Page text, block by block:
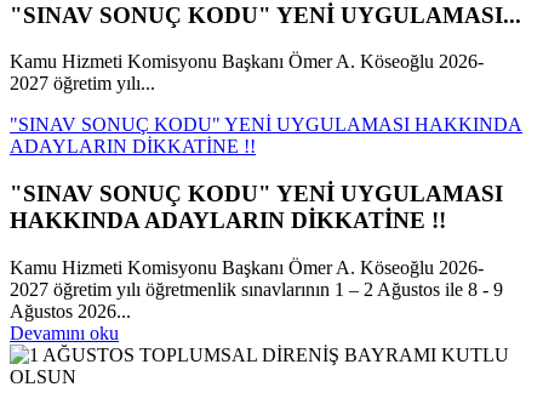
"SINAV SONUÇ KODU" YENİ UYGULAMASI...
Kamu Hizmeti Komisyonu Başkanı Ömer A. Köseoğlu 2026-
2027 öğretim yılı...
"SINAV SONUÇ KODU" YENİ UYGULAMASI HAKKINDA
ADAYLARIN DİKKATİNE !!
"SINAV SONUÇ KODU" YENİ UYGULAMASI
HAKKINDA ADAYLARIN DİKKATİNE !!
Kamu Hizmeti Komisyonu Başkanı Ömer A. Köseoğlu 2026-
2027 öğretim yılı öğretmenlik sınavlarının 1 – 2 Ağustos ile 8 - 9
Ağustos 2026...
Devamını oku